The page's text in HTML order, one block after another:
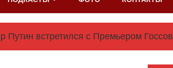
Путин встретился с Премьером